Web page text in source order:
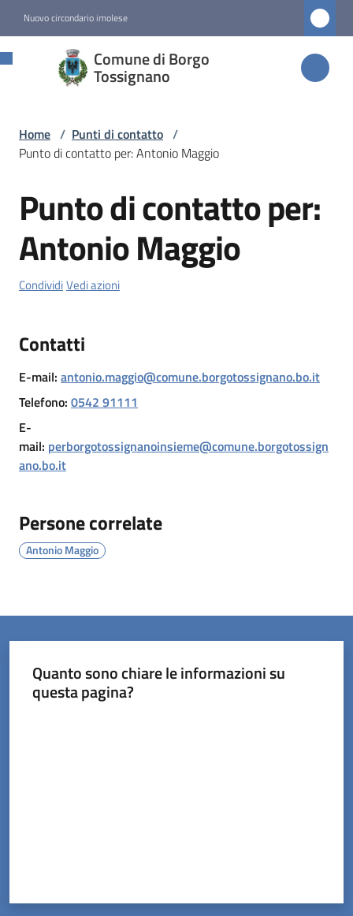
Nuovo circondario imolese
Comune di Borgo
Tossignano
Comune di
Borgo
Novità
Servizi
Tossignano
Servizi
on-
line
Prenotazioni
Tutti
Home / Punti di contatto /
Punto di contatto per: Antonio Maggio
Salta al contenuto
Punto di contatto per:
Antonio Maggio
CondividiVedi azioni
Contatti
E-mail: antonio.maggio@comune.borgotossignano.bo.it
Telefono: 0542 91111
E-
mail: perborgotossignanoinsieme@comune.borgotossign
ano.bo.it
Persone correlate
Antonio Maggio
Quanto sono chiare le informazioni su
questa pagina?